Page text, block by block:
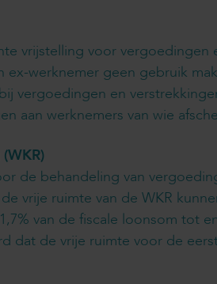
vrijstelling voor
werknemer geen gebruik
vergoedingen en
aan werknemers van wie
de behandeling van
vrije ruimte van de WKR
van de fiscale loonsom tot
dat de vrije ruimte voor de